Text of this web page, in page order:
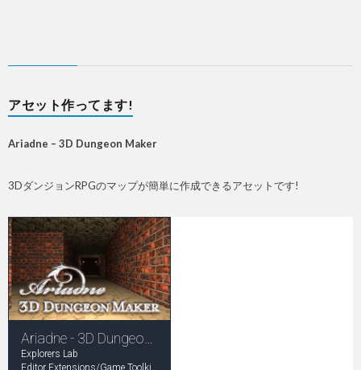
アセット作ってます!
Ariadne – 3D Dungeon Maker
3DダンジョンRPGのマップが簡単に作成できるアセットです!